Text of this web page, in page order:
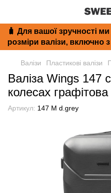
🧳 Для вашої зручності
розміри валізи, включно
Валізи Пластикові валізи
Валіза Wings 147
колесах графітова
Артикул: 147 M d.grey